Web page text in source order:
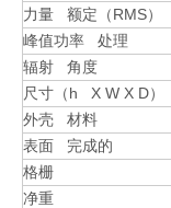
力量 额定（RMS）
峰值功率 处理
辐射 角度
尺寸（h X W X D）
外壳 材料
表面 完成的
格栅
净重